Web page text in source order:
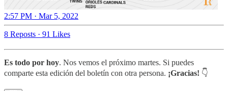
2:57 PM · Mar 5, 2022
8 Reposts · 91 Likes
Es todo por hoy. Nos vemos el próximo martes. Si puedes
comparte esta edición del boletín con otra persona. ¡Gracias! 👇